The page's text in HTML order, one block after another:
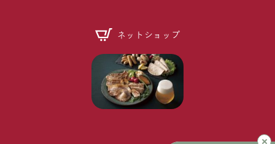
ネットショップ